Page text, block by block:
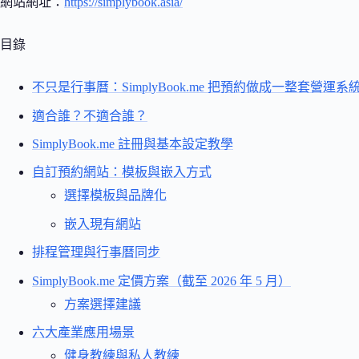
目錄
不只是行事曆：SimplyBook.me 把預約做成一整套營運系
適合誰？不適合誰？
SimplyBook.me 註冊與基本設定教學
自訂預約網站：模板與嵌入方式
選擇模板與品牌化
嵌入現有網站
排程管理與行事曆同步
SimplyBook.me 定價方案（截至 2026 年 5 月）
方案選擇建議
六大產業應用場景
健身教練與私人教練